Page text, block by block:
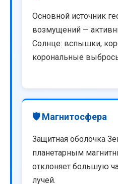
Основной источник
возмущений —
Солнце: вспышки,
корональные
🛡️ Магнитосфера
Защитная оболочка
планетарным
отклоняет большую
лучей.